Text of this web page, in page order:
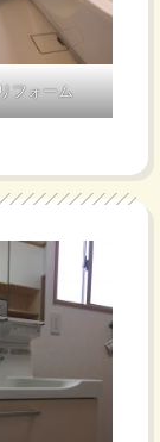
フォーム